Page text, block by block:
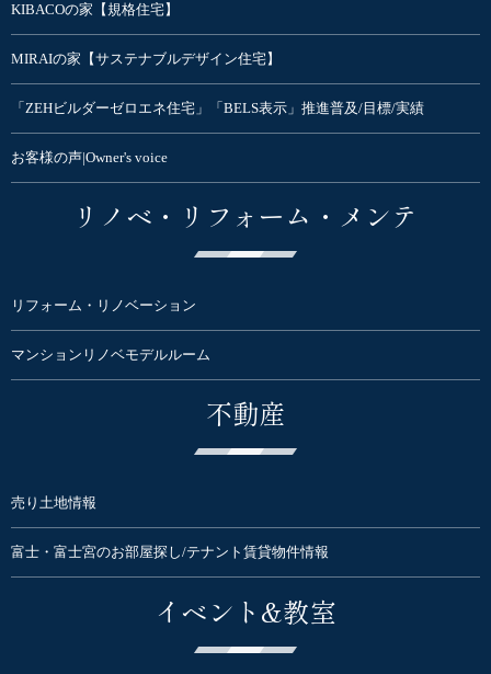
KIBACOの家【規格住宅】
MIRAIの家【サステナブルデザイン住宅】
「ZEHビルダーゼロエネ住宅」「BELS表示」推進普及/目標/実績
お客様の声|Owner's voice
リノベ・リフォーム・メンテ
リフォーム・リノベーション
マンションリノベモデルルーム
不動産
売り土地情報
富士・富士宮のお部屋探し/テナント賃貸物件情報
イベント&教室